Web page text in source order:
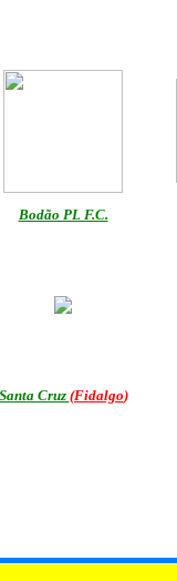
Bodão PL F.C.
Cruz (Fidalgo)